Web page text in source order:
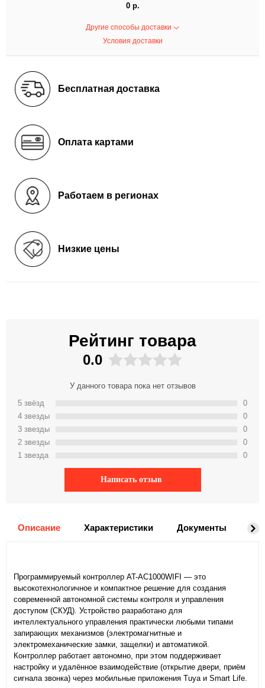
0 р.
Другие способы доставки
Условия доставки
Бесплатная доставка
Оплата картами
Работаем в регионах
Низкие цены
Рейтинг товара
0.0
У данного товара пока нет отзывов
5 звёзд
4 звeзды
3 звeзды
2 звeзды
1 звeзда
0
0
0
0
0
Написать отзыв
Описание Характеристики Документы
Программируемый контроллер AT-AC1000WIFI — это
высокотехнологичное и компактное решение для создания
современной автономной системы контроля и управления
доступом (СКУД). Устройство разработано для
интеллектуального управления практически любыми типами
запирающих механизмов (электромагнитные и
электромеханические замки, защелки) и автоматикой.
Контроллер работает автономно, при этом поддерживает
настройку и удалённое взаимодействие (открытие двери, приём
сигнала звонка) через мобильные приложения Tuya и Smart Life.